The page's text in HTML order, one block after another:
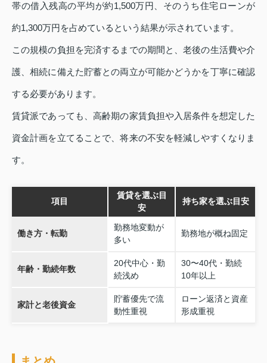
帯の借入残高の平均が約1,500万円、そのうち住宅ローンが
約1,300万円を占めているという結果が示されています。
この規模の負担を完済するまでの期間と、老後の生活費や介
護、相続に備えた貯蓄との両立が可能かどうかを丁寧に確認
する必要があります。
賃貸派であっても、高齢期の家賃負担や入居条件を想定した
資金計画を立てることで、将来の不安を軽減しやすくなりま
す。
項目
賃貸を選ぶ目
安
持ち家を選ぶ目安
働き方・転勤
勤務地変動が
多い
勤務地が概ね固定
年齢・勤続年数
20代中心・勤
続浅め
30〜40代・勤続
10年以上
家計と老後資金
貯蓄優先で流
動性重視
ローン返済と資産
形成重視